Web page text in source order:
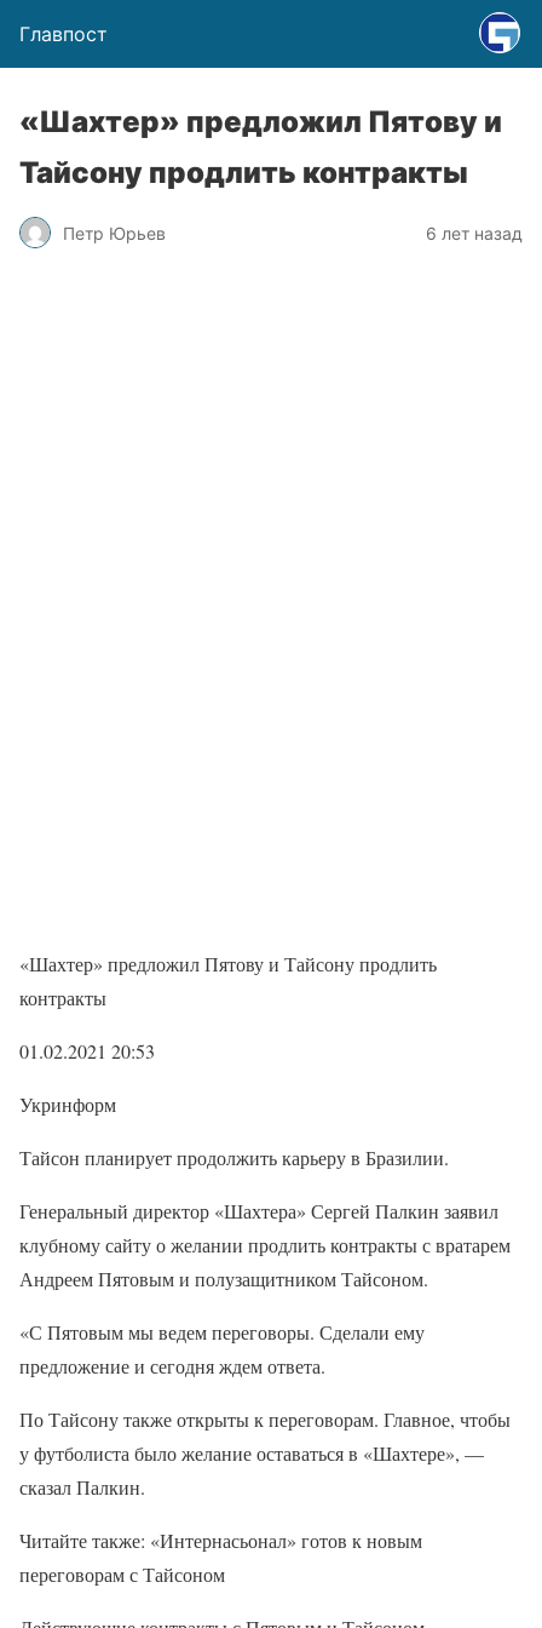
Главпост
«Шахтер» предложил Пятову и
Тайсону продлить контракты
Петр Юрьев 6 лет назад
«Шахтер» предложил Пятову и Тайсону продлить
контракты
01.02.2021 20:53
Укринформ
Тайсон планирует продолжить карьеру в Бразилии.
Генеральный директор «Шахтера» Сергей Палкин заявил
клубному сайту о желании продлить контракты с вратарем
Андреем Пятовым и полузащитником Тайсоном.
«С Пятовым мы ведем переговоры. Сделали ему
предложение и сегодня ждем ответа.
По Тайсону также открыты к переговорам. Главное, чтобы
у футболиста было желание оставаться в «Шахтере», —
сказал Палкин.
Читайте также: «Интернасьонал» готов к новым
переговорам с Тайсоном